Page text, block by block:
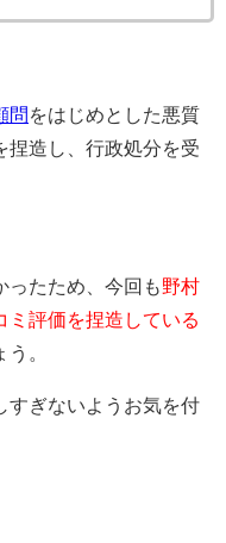
問 をはじめとした悪質
捏造し、行政処分を受
ったため、今回も野村
ミ評価を捏造している
う。
すぎないようお気を付